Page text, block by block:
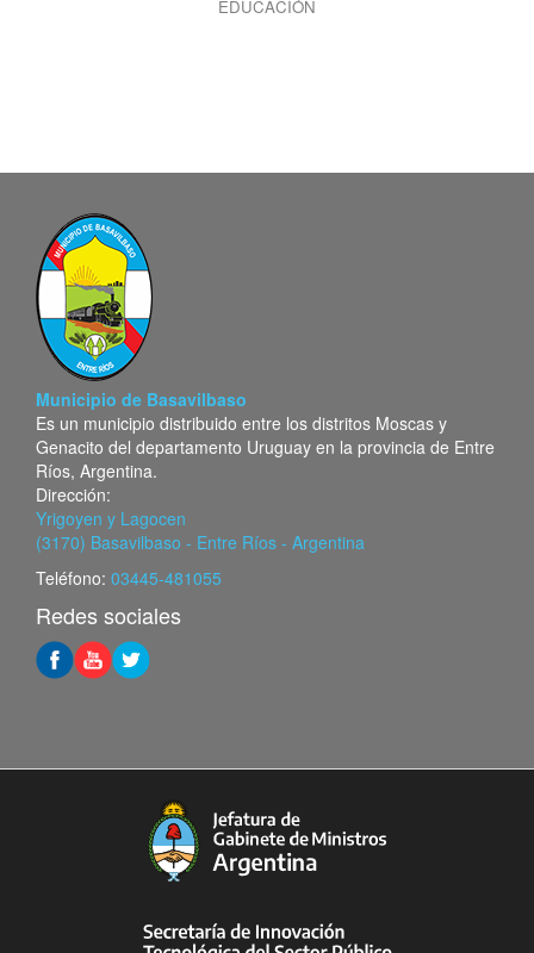
EDUCACIÓN
Municipio de Basavilbaso
Es un municipio distribuido entre los distritos Moscas y
Genacito del departamento Uruguay en la provincia de Entre
Ríos, Argentina.
Dirección:
Yrigoyen y Lagocen
(3170) Basavilbaso - Entre Ríos - Argentina
Teléfono: 03445-481055
Redes sociales